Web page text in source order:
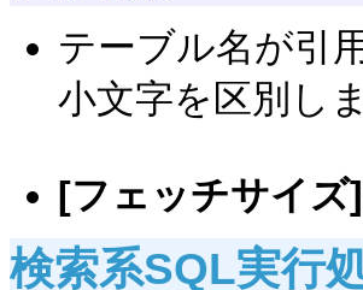
テーブル名が引
小文字を区別しま
[フェッチサイズ]
検索系SQL実行